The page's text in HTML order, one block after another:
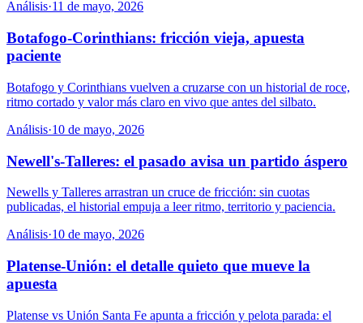
Análisis·11 de mayo, 2026
Botafogo-Corinthians: fricción vieja, apuesta
paciente
Botafogo y Corinthians vuelven a cruzarse con un historial de roce,
ritmo cortado y valor más claro en vivo que antes del silbato.
Análisis·10 de mayo, 2026
Newell's-Talleres: el pasado avisa un partido áspero
Newells y Talleres arrastran un cruce de fricción: sin cuotas
publicadas, el historial empuja a leer ritmo, territorio y paciencia.
Análisis·10 de mayo, 2026
Platense-Unión: el detalle quieto que mueve la
apuesta
Platense vs Unión Santa Fe apunta a fricción y pelota parada: el